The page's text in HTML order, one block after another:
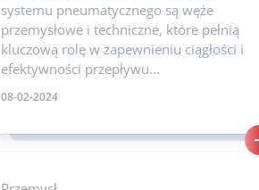
systemu pneumatycznego są węże
przemysłowe i techniczne, które pełnią
kluczową rolę w zapewnieniu ciągłości i
efektywności przepływu...
08-02-2024